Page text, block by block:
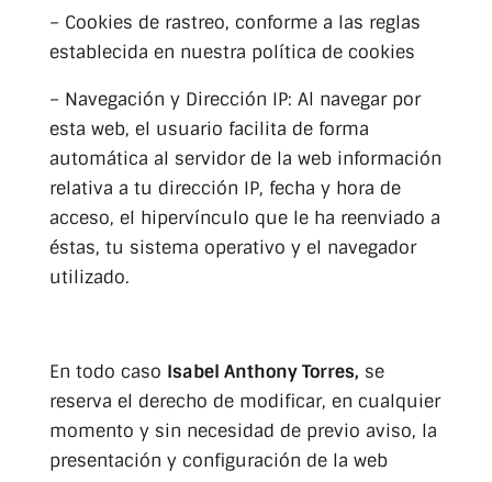
– Cookies de rastreo, conforme a las reglas
establecida en nuestra política de cookies
– Navegación y Dirección IP: Al navegar por
esta web, el usuario facilita de forma
automática al servidor de la web información
relativa a tu dirección IP, fecha y hora de
acceso, el hipervínculo que le ha reenviado a
éstas, tu sistema operativo y el navegador
utilizado.
En todo caso Isabel Anthony Torres, se
reserva el derecho de modificar, en cualquier
momento y sin necesidad de previo aviso, la
presentación y configuración de la web